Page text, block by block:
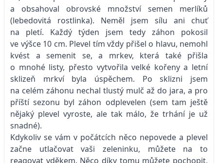
a obsahoval obrovské množství semen merlíků
(lebedovitá rostlinka). Neměl jsem sílu ani chuť
na pletí. Každý týden jsem tedy záhon pokosil
ve výšce 10 cm. Plevel tím vždy přišel o hlavu, nemohl
kvést a semenit se, a mrkev, která také přišla
o mnohé listy, přesto vytvořila velké kořeny a letní
sklizeň mrkví byla úspěchem. Po sklizni jsem
na celém záhonu nechal tlustý mulč až do jara, a pro
příští sezonu byl záhon odplevelen (sem tam ještě
nějaký plevel vyroste, ale tak málo, že trhání je už
snadné).
Kdykoliv se vám v počátcích něco nepovede a plevel
začne utlačovat vaši zeleninku, můžete na to
reagovat vděkem. Něco díky tomu můžete pochopit,